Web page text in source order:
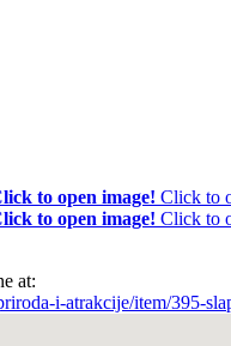
to open image! Click to
to open image! Click to
at:
i-atrakcije/item/395-